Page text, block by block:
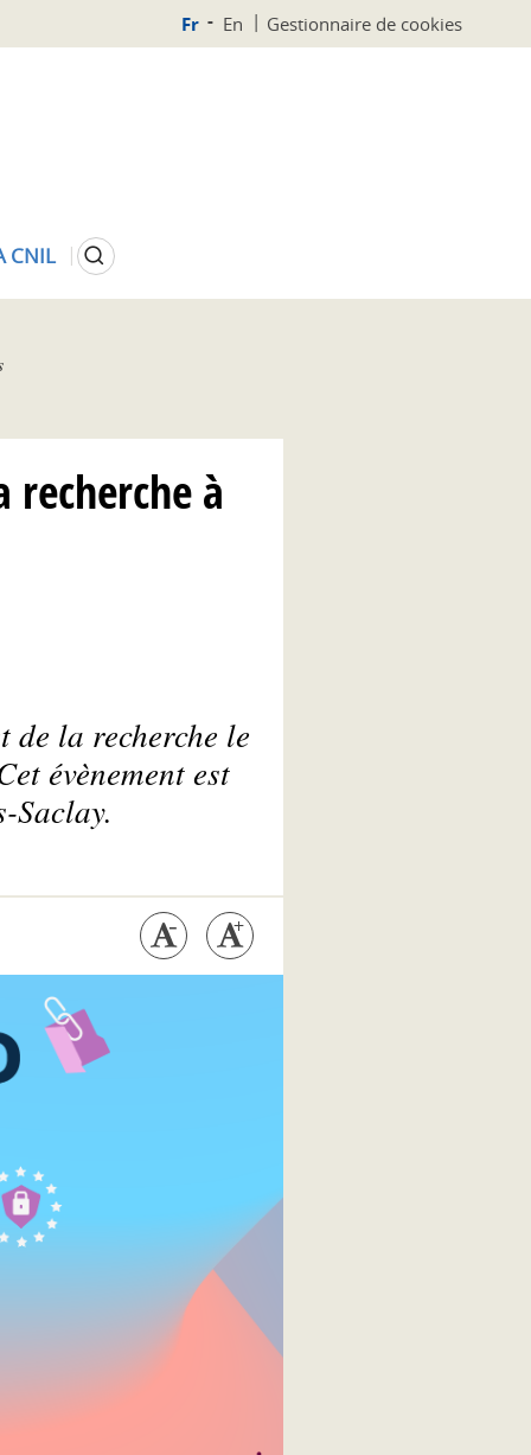
Fr En Gestionnaire de cookies
CNIL Rechercher
recherche à
de la recherche le
évènement est
Saclay.